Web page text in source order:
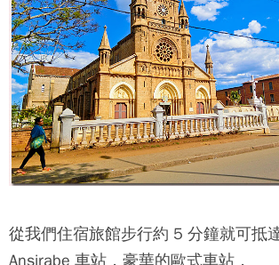
從我們住宿旅館步行約 5 分鐘就可抵
Ansirabe 車站，豪華的歐式車站，